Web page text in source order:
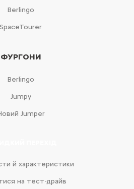
Berlingo
SpaceTourer
ФУРГОНИ
Berlingo
Jumpy
Jumper
й характеристики
на тест-драйв